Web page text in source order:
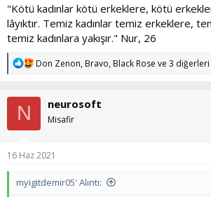
"Kötü kadınlar kötü erkeklere, kötü
lâyıktır. Temiz kadınlar temiz erkeklere,
temiz kadınlara yakışır." Nur, 26
T
p
k
e
Don Zenon,Bravo,Black Rose ve 3 diğerleri
N neurosoft
Misafir
16 Haz 2021
myigitdemir05' Alıntı: